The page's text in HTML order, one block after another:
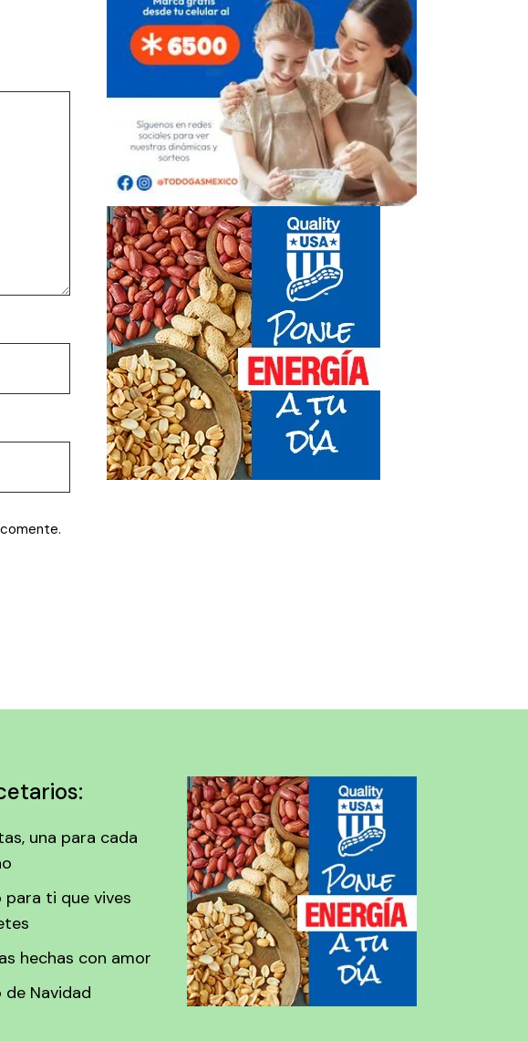
una para cada
para ti que vives
hechas con amor
de Navidad